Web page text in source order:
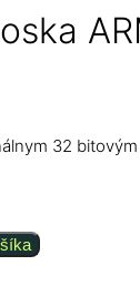
32